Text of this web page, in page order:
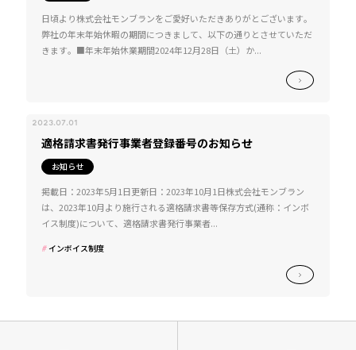
日頃より株式会社モンブランをご愛好いただきありがとございます。
弊社の年末年始休暇の期間につきまして、以下の通りとさせていただ
きます。■年末年始休業期間2024年12月28日（土）か...
2023.07.01
適格請求書発行事業者登録番号のお知らせ
お知らせ
掲載日：2023年5月1日更新日：2023年10月1日株式会社モンブラン
は、2023年10月より施行される適格請求書等保存方式(通称：インボ
イス制度)について、適格請求書発行事業者...
インボイス制度